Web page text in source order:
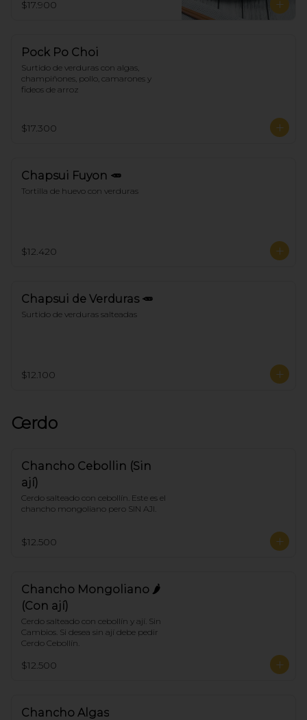
$17.900
Pock Po Choi
Surtido de verduras con algas,
champiñones, pollo, camarones y
fideos de arroz
$17.300
Chapsui Fuyon 🥕
Tortilla de huevo con verduras
$12.420
Chapsui de Verduras 🥕
Surtido de verduras salteadas
$12.100
Cerdo
Chancho Cebollin (Sin
ají)
Cerdo salteado con cebollín. Este es el
chancho mongoliano pero SIN AJI.
$12.500
Chancho Mongoliano 🌶
(Con ají)
Cerdo salteado con cebollín y ají. Sin
Cambios. Si desea sin ají debe pedir
Cerdo Cebollín.
$12.500
Chancho Algas